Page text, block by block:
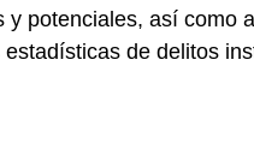
potenciales, así como
de delitos